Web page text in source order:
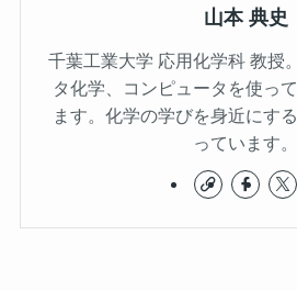
山本 典史
千葉工業大学 応用化学科 教授
タ化学、コンピュータを使っ
ます。化学の学びを身近にす
っています。